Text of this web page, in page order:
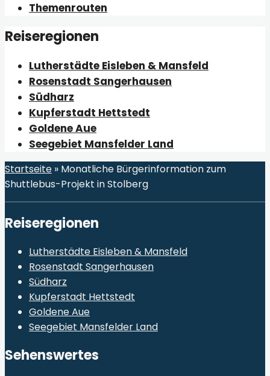
Themenrouten
Reiseregionen
Lutherstädte Eisleben & Mansfeld
Rosenstadt Sangerhausen
Südharz
Kupferstadt Hettstedt
Goldene Aue
Seegebiet Mansfelder Land
Startseite » Monatliche Bürgerinformation zum
Shuttlebus-Projekt in Stolberg
Reiseregionen
Lutherstädte Eisleben & Mansfeld
Rosenstadt Sangerhausen
Südharz
Kupferstadt Hettstedt
Goldene Aue
Seegebiet Mansfelder Land
Sehenswertes